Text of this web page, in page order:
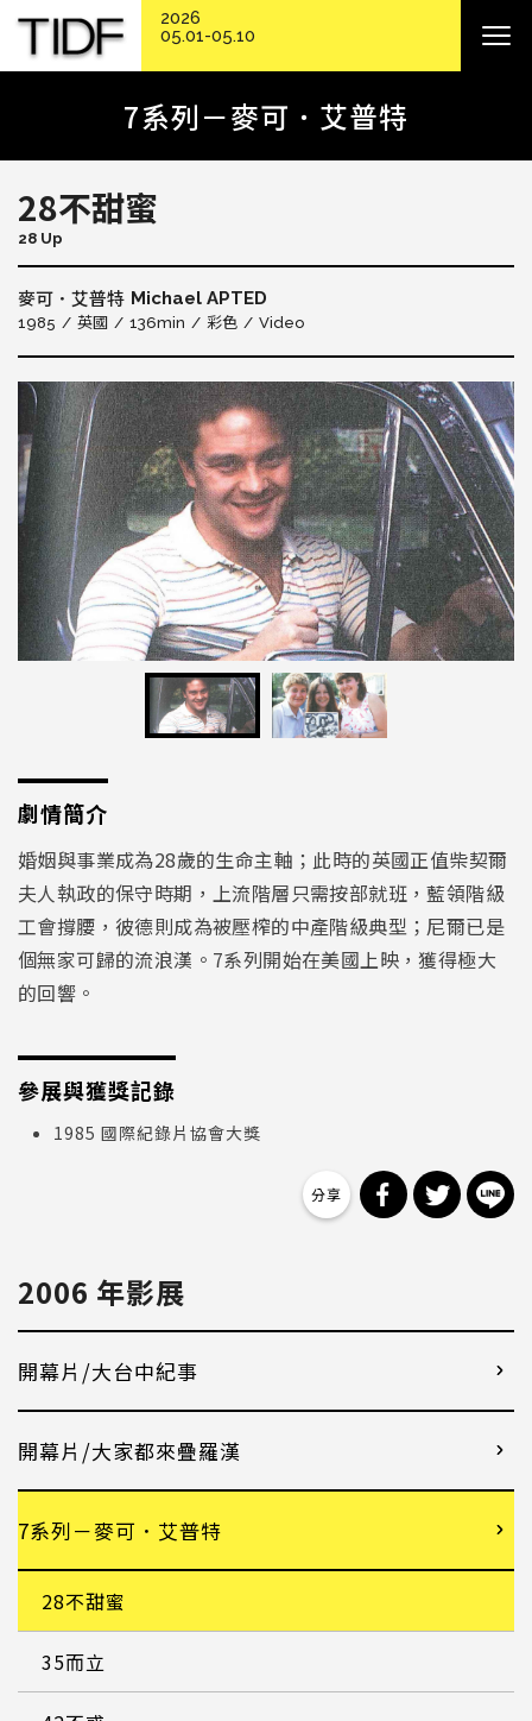
7系列－麥可．艾普特
28不甜蜜
28 Up
麥可．艾普特 Michael APTED
1985 英國 136min 彩色 Video
劇情簡介
婚姻與事業成為28歲的生命主軸；此時的英國正值柴契爾
夫人執政的保守時期，上流階層只需按部就班，藍領階級
工會撐腰，彼德則成為被壓榨的中產階級典型；尼爾已是
個無家可歸的流浪漢。7系列開始在美國上映，獲得極大
的回響。
參展與獲獎記錄
1985 國際紀錄片協會大獎
分享到分享到
2006 年影展
開幕片/大台中紀事
開幕片/大家都來疊羅漢
7系列－麥可．艾普特
28不甜蜜
35而立
2026
05.01-05.10